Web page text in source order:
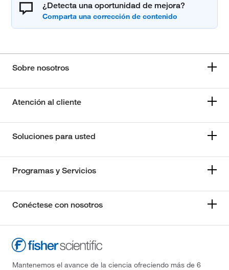
¿Detecta una oportunidad de mejora?
Sobre nosotros
Atención al cliente
Soluciones para usted
Programas y Servicios
Conéctese con nosotros
Mantenemos el avance de la ciencia ofreciendo más de 6